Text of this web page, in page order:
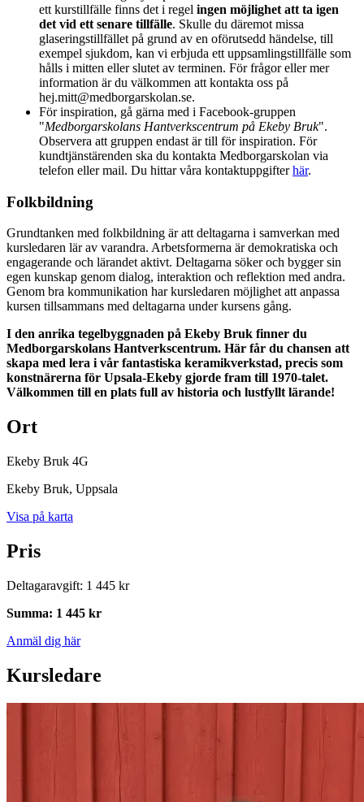
ett kurstillfälle finns det i regel ingen möjlighet att ta igen
det vid ett senare tillfälle. Skulle du däremot missa
glaseringstillfället på grund av en oförutsedd händelse, till
exempel sjukdom, kan vi erbjuda ett uppsamlingstillfälle som
hålls i mitten eller slutet av terminen. För frågor eller mer
information är du välkommen att kontakta oss på
hej.mitt@medborgarskolan.se.
För inspiration, gå gärna med i Facebook-gruppen
"Medborgarskolans Hantverkscentrum på Ekeby Bruk".
Observera att gruppen endast är till för inspiration. För
kundtjänstärenden ska du kontakta Medborgarskolan via
telefon eller mail. Du hittar våra kontaktuppgifterhär.
Folkbildning
Grundtanken med folkbildning är att deltagarna i samverkan med
kursledaren lär av varandra. Arbetsformerna är demokratiska och
engagerande och lärandet aktivt. Deltagarna söker och bygger sin
egen kunskap genom dialog, interaktion och reflektion med andra.
Genom bra kommunikation har kursledaren möjlighet att anpassa
kursen tillsammans med deltagarna under kursens gång.
I den anrika tegelbyggnaden på Ekeby Bruk finner du
Medborgarskolans Hantverkscentrum. Här får du chansen att
skapa med lera i vår fantastiska keramikverkstad, precis som
konstnärerna för Upsala-Ekeby gjorde fram till 1970-talet.
Välkommen till en plats full av historia och lustfyllt lärande!
Ort
Ekeby Bruk 4G
Ekeby Bruk, Uppsala
Visa på karta
Pris
Deltagaravgift: 1 445 kr
Summa: 1 445 kr
Anmäl dig här
Kursledare